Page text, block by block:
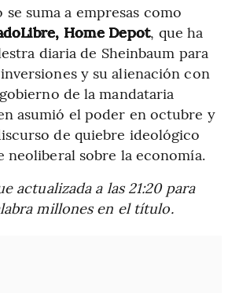
suma a empresas como
Home Depot, que ha
diaria de Sheinbaum para
y su alienación con
de la mandataria
asumió el poder en octubre y
de quiebre ideológico
neoliberal sobre la economía.
actualizada a las 21:20 para
millones en el título.